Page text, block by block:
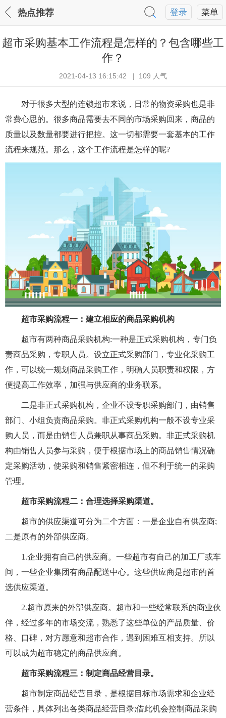
菜单
登录
热点推荐
超市采购基本工作流程是怎样的？包含哪些工
作？
2021-04-13 16:15:42 | 109 人气
对于很多大型的连锁超市来说，日常的物资采购也是非
常费心思的。很多商品需要去不同的市场采购回来，商品的
质量以及数量都要进行把控。这一切都需要一套基本的工作
流程来规范。那么，这个工作流程是怎样的呢?
超市采购流程一：建立相应的商品采购机构
超市有两种商品采购机构:一种是正式采购机构，专门负
责商品采购，专职人员。设立正式采购部门，专业化采购工
作，可以统一规划商品采购工作，明确人员职责和权限，方
便提高工作效率，加强与供应商的业务联系。
二是非正式采购机构，企业不设专职采购部门，由销售
部门、小组负责商品采购。非正式采购机构一般不设专业采
购人员，而是由销售人员兼职从事商品采购。非正式采购机
构由销售人员参与采购，便于根据市场上的商品销售情况确
定采购活动，使采购和销售紧密相连，但不利于统一的采购
管理。
超市采购流程二：合理选择采购渠道。
超市的供应渠道可分为二个方面：一是企业自有供应商;
二是原有的外部供应商。
1.企业拥有自己的供应商。一些超市有自己的加工厂或车
间，一些企业集团有商品配送中心。这些供应商是超市的首
选供应渠道。
2.超市原来的外部供应商。超市和一些经常联系的商业伙
伴，经过多年的市场交流，熟悉了这些单位的产品质量、价
格、口碑，对方愿意和超市合作，遇到困难互相支持。所以
可以成为超市稳定的商品供应商。
超市采购流程三：制定商品经营目录。
超市制定商品经营目录，是根据目标市场需求和企业经
营条件，具体列出各类商品经营目录;借此机会控制商品采购